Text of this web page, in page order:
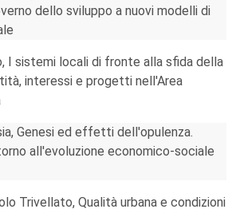
dello sviluppo a nuovi modelli di
I sistemi locali di fronte alla sfida della
interessi e progetti nell'Area
Genesi ed effetti dell'opulenza.
all'evoluzione economico-sociale
Trivellato, Qualità urbana e condizioni